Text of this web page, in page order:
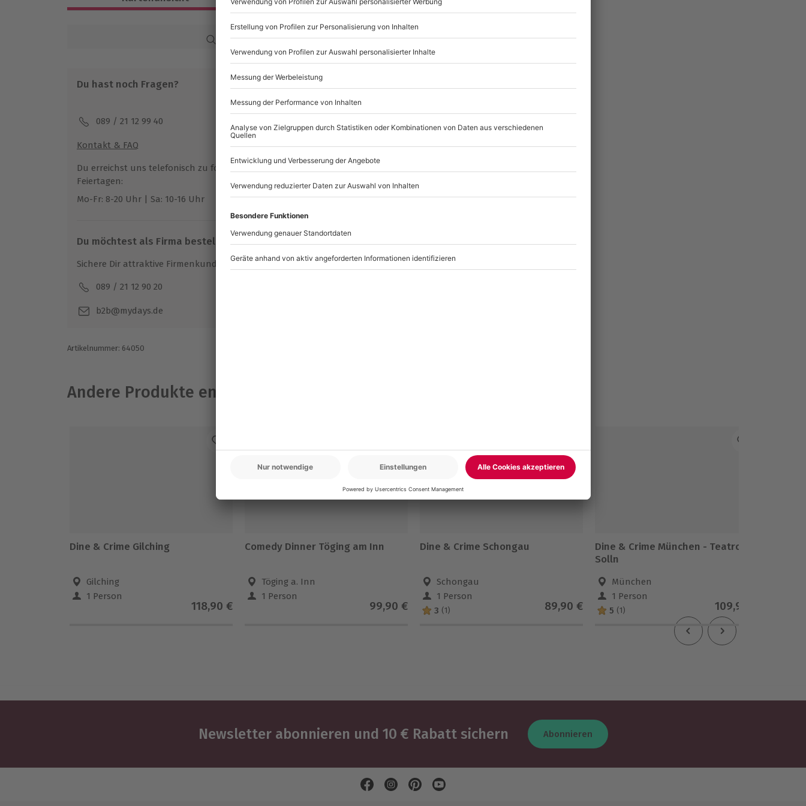
Ca. 3-4 Stunden
Ganzjährig zu bestimmten Terminen verfügbar
Teilnehmer
Spezifische Gerichte (laktosefrei, glutenfrei, vegetarisch, vegan) auf Anfrage
möglich
Getränke nicht im Preis inbegriffen
Karte in Großansicht
Du hast noch Fragen?
089 / 21 12 99 40
Kontakt & FAQ
mydaysGmbH
Mühldorfstraße 8
Du erreichst uns telefonisch zu folgenden Zeiten, außer an bundesweiten
Feiertagen:
Mo-Fr: 8-20 Uhr | Sa: 10-16 Uhr
Du möchtest als Firma bestellen?
Sichere Dir attraktive Firmenkunden Vorteile.
089 / 21 12 90 20
b2b@mydays.de
Artikelnummer: 64050
Andere Produkte entdecken
Dine & Crime Gilching
Gilching
1 Person
118,90 €
Comedy Dinner Töging am Inn
Töging a. Inn
1 Person
99,90 €
Dine & Crime Schongau
Schongau
1 Person
3 (1) 89,90 €
Dine & Crime München - Teatro
Solln
München
1 Person
5 (1) 109,90 €
Newsletter abonnieren und 10 € Rabatt sichern Abonnieren